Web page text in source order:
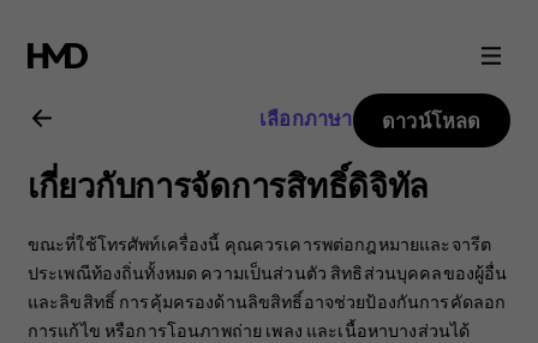
คู่มือ
ผู้
ใช้
Nokia
C10
เลือกภาษา ดาวน์โหลด
เกี่ยวกับการจัดการสิทธิ์ดิจิทัล
ขณะที่ใช้โทรศัพท์เครื่องนี้ คุณควรเคารพต่อกฎหมายและจารีต
ประเพณีท้องถิ่นทั้งหมด ความเป็นส่วนตัว สิทธิส่วนบุคคลของผู้อื่น
และลิขสิทธิ์ การคุ้มครองด้านลิขสิทธิ์อาจช่วยป้องกันการคัดลอก
การแก้ไข หรือการโอนภาพถ่าย เพลง และเนื้อหาบางส่วนได้